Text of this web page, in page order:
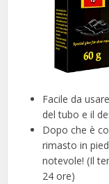
Facile da
del tubo e il
Dopo che è
rimasto in
notevole! (Il
24 ore)